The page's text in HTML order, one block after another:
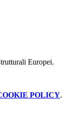
Europei.
POLICY.